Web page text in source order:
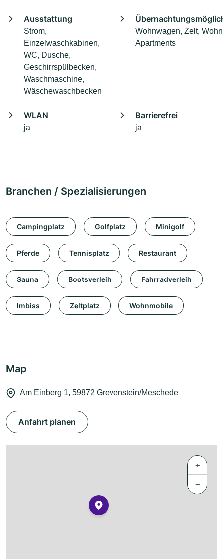
Ausstattung
Strom,
Einzelwaschkabinen,
WC, Dusche,
Geschirrspülbecken,
Waschmaschine,
Wäschewaschbecken
Wohnwagen, Zelt,
Apartments
WLAN
ja
Barrierefrei
ja
Branchen / Spezialisierungen
Campingplatz Golfplatz Minigolf
Pferde Tennisplatz Restaurant
Sauna Bootsverleih Fahrradverleih
Imbiss Zeltplatz Wohnmobile
Map
Am Einberg 1, 59872 Grevenstein/Meschede
Anfahrt planen
+
−